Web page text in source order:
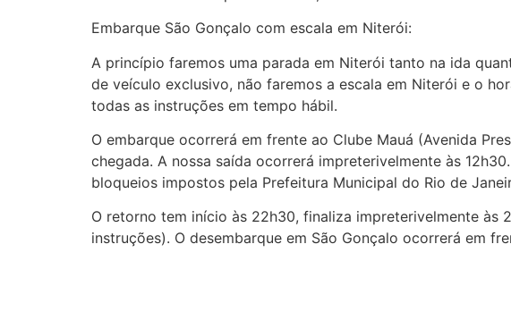
Embarque São Gonçalo com escala em Niterói:
A princípio faremos uma parada em Niterói tanto na ida
de veículo exclusivo, não faremos a escala em Niterói e o
todas as instruções em tempo hábil.
O embarque ocorrerá em frente ao Clube Mauá (Avenida
chegada. A nossa saída ocorrerá impreterivelmente às
bloqueios impostos pela Prefeitura Municipal do Rio de
O retorno tem início às 22h30, finaliza impreterivelmente às
instruções). O desembarque em São Gonçalo ocorrerá em